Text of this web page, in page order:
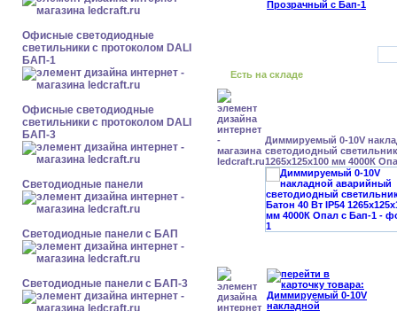
Офисные светодиодные
светильники с протоколом DALI
БАП-1
Офисные светодиодные
светильники с протоколом DALI
БАП-3
Cветодиодные панели
Cветодиодные панели с БАП
Cветодиодные панели с БАП-3
Есть на складе
Диммируемый 0-10V
светодиодный
1265x125x100 мм 4000К